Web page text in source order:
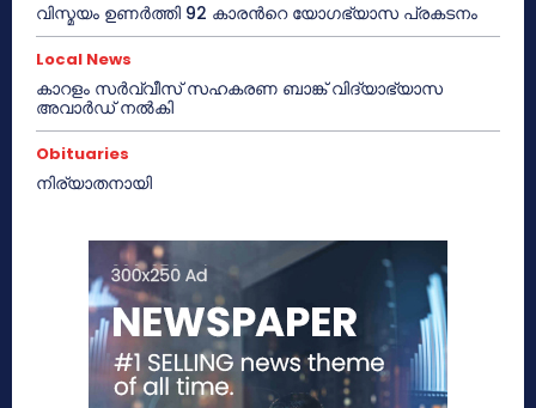
വിസ്മയം ഉണർത്തി 92 കാരൻറെ യോഗഭ്യാസ പ്രകടനം
Local News
കാറളം സർവ്വീസ് സഹകരണ ബാങ്ക് വിദ്യാഭ്യാസ
അവാർഡ് നൽകി
Obituaries
നിര്യാതനായി